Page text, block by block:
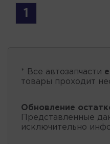
1
* Все автозапчасти
товары проходит
Обновление
Представленные
исключительно